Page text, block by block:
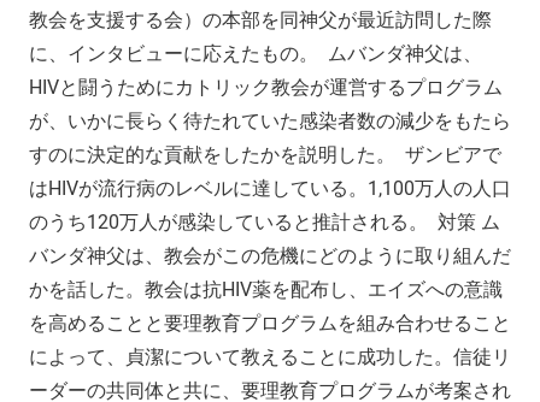
教会を支援する会）の本部を同神父が最近訪問した際
に、インタビューに応えたもの。 ムバンダ神父は、
HIVと闘うためにカトリック教会が運営するプログラム
が、いかに長らく待たれていた感染者数の減少をもたら
すのに決定的な貢献をしたかを説明した。 ザンビアで
はHIVが流行病のレベルに達している。1,100万人の人口
のうち120万人が感染していると推計される。 対策 ム
バンダ神父は、教会がこの危機にどのように取り組んだ
かを話した。教会は抗HIV薬を配布し、エイズへの意識
を高めることと要理教育プログラムを組み合わせること
によって、貞潔について教えることに成功した。信徒リ
ーダーの共同体と共に、要理教育プログラムが考案され